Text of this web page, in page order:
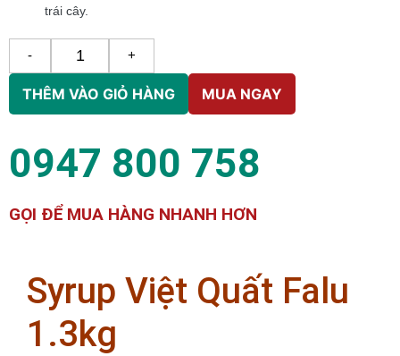
trái cây.
- +
THÊM VÀO GIỎ HÀNG MUA NGAY
0947 800 758
GỌI ĐỂ MUA HÀNG NHANH HƠN
Syrup Việt Quất Falu
1.3kg